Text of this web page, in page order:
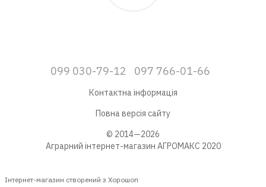
099 030-79-12 097 766-01-66
Контактна інформація
Повна версія сайту
© 2014—2026
Аграрний інтернет-магазин АГРОМАКС 2020
Інтернет-магазин створений з Хорошоп